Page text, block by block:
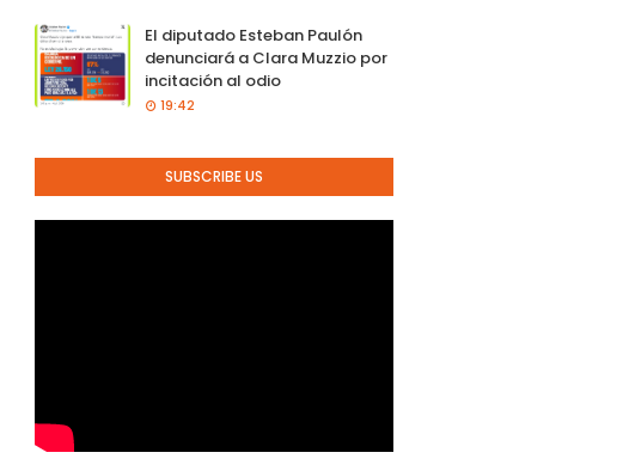
El diputado Esteban Paulón
denunciará a Clara Muzzio por
incitación al odio
19:42
SUBSCRIBE US